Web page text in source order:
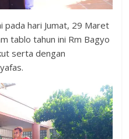
pada hari Jumat, 29 Maret
tablo tahun ini Rm Bagyo
serta dengan